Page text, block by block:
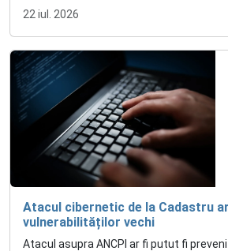
22 iul. 2026
Atacul cibernetic de la Cadastru
vulnerabilităților vechi
Atacul asupra ANCPI ar fi putut fi